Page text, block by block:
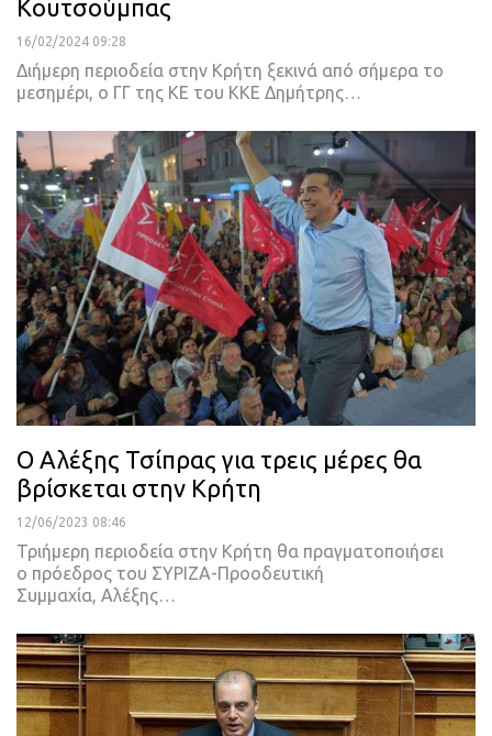
Κουτσούμπας
16/02/2024 09:28
Διήμερη περιοδεία στην Κρήτη ξεκινά από σήμερα το
μεσημέρι, ο ΓΓ της ΚΕ του ΚΚΕ Δημήτρης…
Ο Αλέξης Τσίπρας για τρεις μέρες θα
βρίσκεται στην Κρήτη
12/06/2023 08:46
Τριήμερη περιοδεία στην Κρήτη θα πραγματοποιήσει
ο πρόεδρος του ΣΥΡΙΖΑ-Προοδευτική
Συμμαχία, Αλέξης…